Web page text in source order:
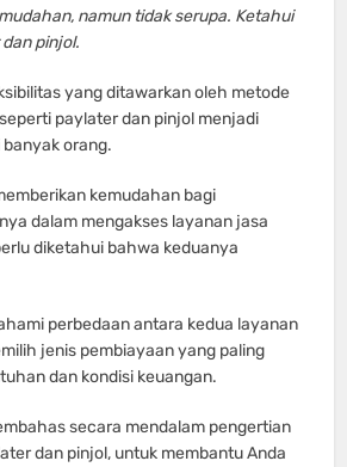
namun tidak serupa. Ketahui
pinjol.
yang ditawarkan oleh metode
paylater dan pinjol menjadi
orang.
kemudahan bagi
dalam mengakses layanan jasa
diketahui bahwa keduanya
perbedaan antara kedua layanan
jenis pembiayaan yang paling
dan kondisi keuangan.
secara mendalam pengertian
dan pinjol, untuk membantu Anda